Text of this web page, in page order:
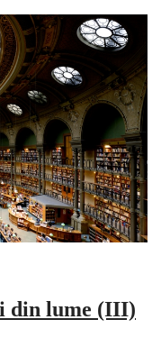
din lume (III)